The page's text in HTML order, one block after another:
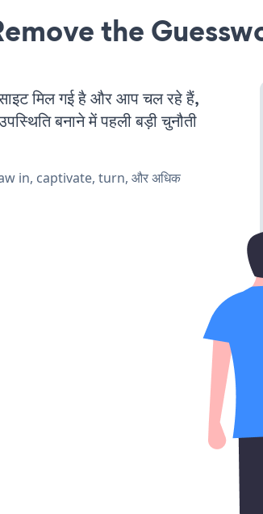
the
मिल गई है और आप चल रहे हैं,
बनाने में पहली बड़ी चुनौती
in, captivate, turn, और अधिक